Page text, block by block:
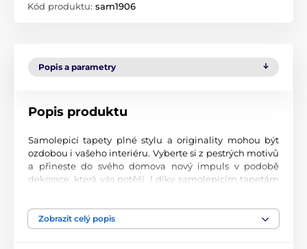
Kód produktu: sam1906
Popis a parametry
Popis produktu
Samolepicí tapety plné stylu a originality mohou být
ozdobou i vašeho interiéru. Vyberte si z pestrých motivů
a přineste do svého domova nový impuls v podobě
dekorace, která vás potěší. I díky samolepicím tapetám
Perfektní tiskové zpracování
Zobrazit celý popis